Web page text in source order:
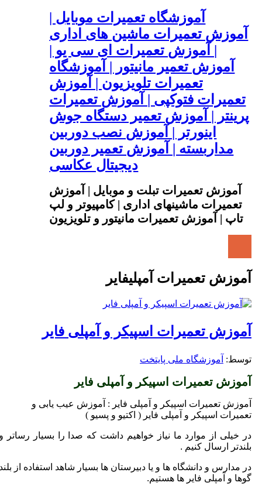
آموزشگاه تعمیرات موبایل |
آموزش تعمیرات ماشین های اداری
| آموزش تعمیرات ای سی یو |
آموزش تعمیر مانیتور | آموزشگاه
تعمیرات تلویزیون | آموزش
تعمیرات فتوکپی | آموزش تعمیرات
پرینتر | آموزش تعمیر دستگاه جوش
اینورتر | آموزش نصب دوربین
مداربسته | آموزش تعمیر دوربین
دیجیتال عکاسی
آموزش تعمیرات تبلت و موبایل | آموزش
تعمیرات ماشینهای اداری | کامپیوتر و لپ
تاپ | آموزش تعمیرات مانیتور و تلویزیون
آموزش تعمیرات آمپلیفایر
آموزش تعمیرات اسپیکر و آمپلی فایر
توسط: ‪آموزشگاه ملی پایتخت
آموزش تعمیرات اسپیکر و آمپلی فایر
آموزش تعمیرات اسپیکر و آمپلی فایر : آموزش عیب یابی و
تعمیرات اسپیکر و آمپلی فایر ( اکتیو و پسیو )
در خیلی از موارد ما نیاز خواهیم داشت که صدا را بسیار رساتر و
بلندتر ارسال کنیم .
در مدارس و دانشگاه ها و یا دبیرستان ها بسیار شاهد استفاده از بلند
گوها و آمپلی فایر ها هستیم.